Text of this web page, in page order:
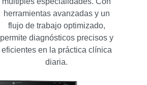
herramientas avanzadas y un
flujo de trabajo optimizado,
permite diagnósticos precisos y
eficientes en la práctica clínica
diaria.